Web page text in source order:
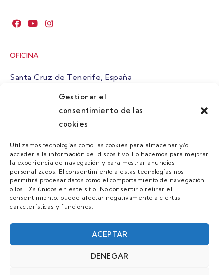
Gestionar el
consentimiento de las
cookies
Utilizamos tecnologías como las cookies para almacenar y/o
acceder a la información del dispositivo. Lo hacemos para mejorar
la experiencia de navegación y para mostrar anuncios
personalizados. El consentimiento a estas tecnologías nos
permitirá procesar datos como el comportamiento de navegación
o los ID's únicos en este sitio. No consentir o retirar el
consentimiento, puede afectar negativamente a ciertas
características y funciones.
ACEPTAR
DENEGAR
OFICINA
Santa Cruz de Tenerife, España
atuaire@grupoatuaire.com
+34 638765829
MENU
Quienes Somos
Guias
Contacto
Únete